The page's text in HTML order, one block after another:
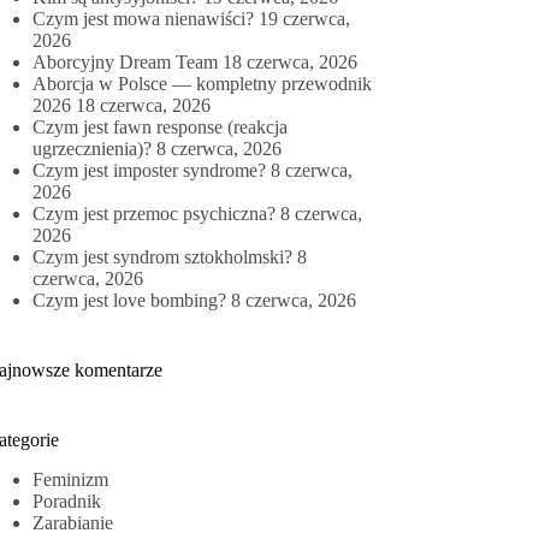
Czym jest mowa nienawiści? 19 czerwca,
2026
Aborcyjny Dream Team 18 czerwca, 2026
Aborcja w Polsce — kompletny przewodnik
2026 18 czerwca, 2026
Czym jest fawn response (reakcja
ugrzecznienia)? 8 czerwca, 2026
Czym jest imposter syndrome? 8 czerwca,
2026
Czym jest przemoc psychiczna? 8 czerwca,
2026
Czym jest syndrom sztokholmski? 8
czerwca, 2026
Czym jest love bombing? 8 czerwca, 2026
komentarze
Feminizm
Poradnik
Zarabianie